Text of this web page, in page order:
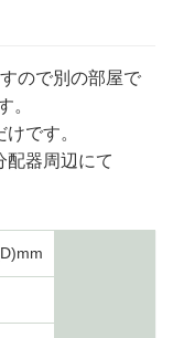
ので別の部屋で
。
です。
配器周辺にて